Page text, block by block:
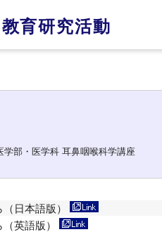
教育研究活動
部・医学科 耳鼻咽喉科学講座
日本語版）
英語版）